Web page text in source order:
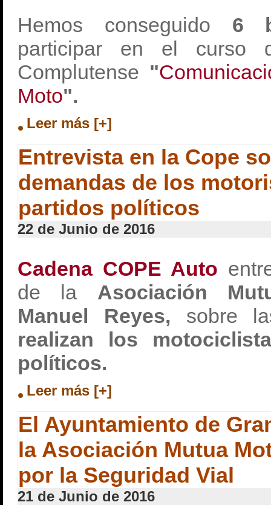
Hemos conseguido 6
participar en el curso
Complutense "
Moto".
Leer más [+]
Entrevista en la Cope
demandas de los
partidos políticos
22 de Junio de 2016
Cadena COPE Auto
de la Asociación
Manuel Reyes, sobre
realizan los
políticos.
Leer más [+]
El Ayuntamiento de
la Asociación Mutua
por la Seguridad Vial
21 de Junio de 2016